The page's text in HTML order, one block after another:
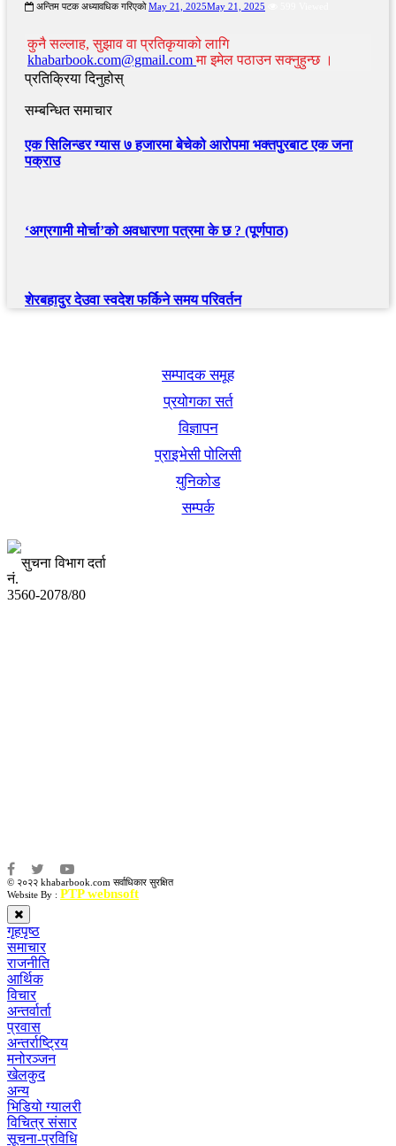
अन्तिम पटक अध्यावधिक गरिएको May 21, 2025May 21, 2025
कुनै सल्लाह, सुझाव वा प्रतिकृयाको लागि
khabarbook.com@gmail.comमा इमेल पठाउन सक्नुहुन्छ ।
प्रतिक्रिया दिनुहोस्
सम्बन्धित समाचार
एक सिलिन्डर ग्यास ७ हजारमा बेचेको आरोपमा भक्तपुरबाट एक जना
पक्राउ
‘अग्रगामी मोर्चा’को अवधारणा पत्रमा के छ ? (पूर्णपाठ)
शेरबहादुर देउवा स्वदेश फर्किने समय परिवर्तन
सम्पादक समूह
प्रयोगका सर्त
विज्ञापन
प्राइभेसी पोलिसी
युनिकोड
सम्पर्क
सुचना विभाग दर्ता
नं.
3560-2078/80
© २०२२ khabarbook.com सर्वाधिकार सुरक्षित
Website By : PTP webnsoft
गृहपृष्ठ
समाचार
राजनीति
आर्थिक
विचार
अन्तर्वार्ता
प्रवास
अन्तर्राष्ट्रिय
मनोरञ्जन
खेलकुद
अन्य
भिडियो ग्यालरी
विचित्र संसार
सूचना-प्रविधि